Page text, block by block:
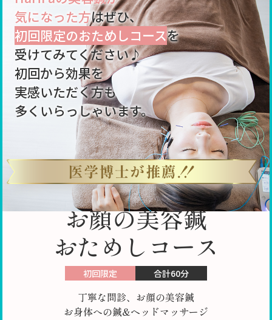
気になった方はぜひ、
初回限定のおためしコースを
受けてみてください♪
初回から効果を
実感いただく方も
多くいらっしゃいます。
お顔の美容鍼
おためしコース
初回限定 合計60分
丁寧な問診、お顔の美容鍼
お身体への鍼&ヘッドマッサージ